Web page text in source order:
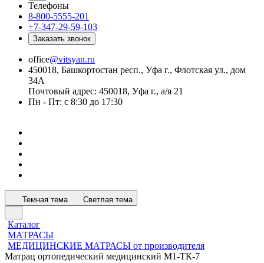
Телефоны
8-800-5555-201
+7-347-29-59-103
Заказать звонок
office@vitsyan.ru
450018, Башкортостан респ., Уфа г., Флотская ул., дом
34А
Почтовый адрес: 450018, Уфа г., а/я 21
Пн - Пт: с 8:30 до 17:30
Темная тема Светлая тема
Каталог
МАТРАСЫ
МЕДИЦИНСКИЕ МАТРАСЫ от производителя
Матрац ортопедический медицинский М1-ТК-7